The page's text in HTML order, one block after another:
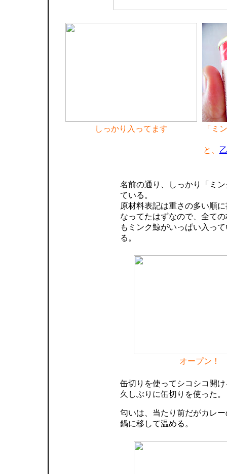
しっかり入ってます 「ミ
と、
名前の通り、しっかり「ミ
ている。
原材料表記は重さの多い順
なってたはずなので、全て
もミンク鯨がいっぱい入っ
る。
オープン！
缶切りを使ってシコシコ開け
久しぶりに缶切りを使った。
匂いは、当たり前だがカレ
鍋に移して温める。